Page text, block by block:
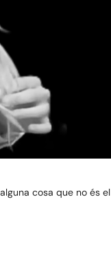
cosa que no és el